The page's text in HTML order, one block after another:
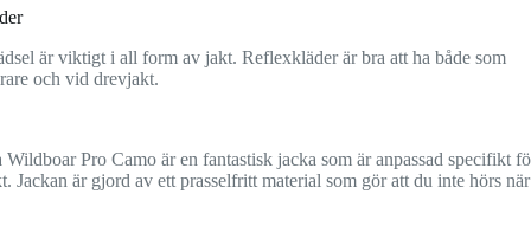
är viktigt i all form av jakt. Reflexkläder är bra att ha både som
och vid drevjakt.
Pro Camo är en fantastisk jacka som är anpassad specifikt
Jackan är gjord av ett prasselfritt material som gör att du inte hörs